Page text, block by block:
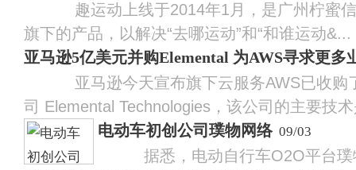
趣运动上线于2014年1月，是广州柠蜜信
旗下的产品，以解决“去哪运动”和“和谁运动&...
亚马逊5亿美元并购Elemental 为AWS寻求更多
亚马逊今天宣布旗下云服务AWS已收购
司 Elemental Technologies，该公司的主要技
电动车初创公司璞物网络09/03
据悉，电动自行车O2O平台璞